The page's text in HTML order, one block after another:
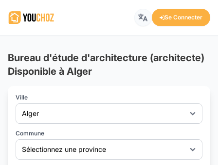
Se Connecter
Bureau d'étude d'architecture (architecte)
Disponible à Alger
Ville
Alger
Commune
Sélectionnez une province